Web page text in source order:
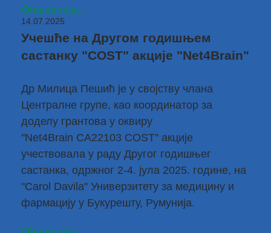
Опширније...
14.07.2025
Учешће на Другом годишњем
састанку "COST" акције "Net4Brain"
Др Милица Пешић је у својству члана
Централне групе, као координатор за
доделу грантова у оквиру
"Net4Brain CA22103 COST" акције
учествовала у раду Другог годишњег
састанка, одржног 2-4. јула 2025. године, на
"Carol Davila" Универзитету за медицину и
фармацију у Букурешту, Румунија.